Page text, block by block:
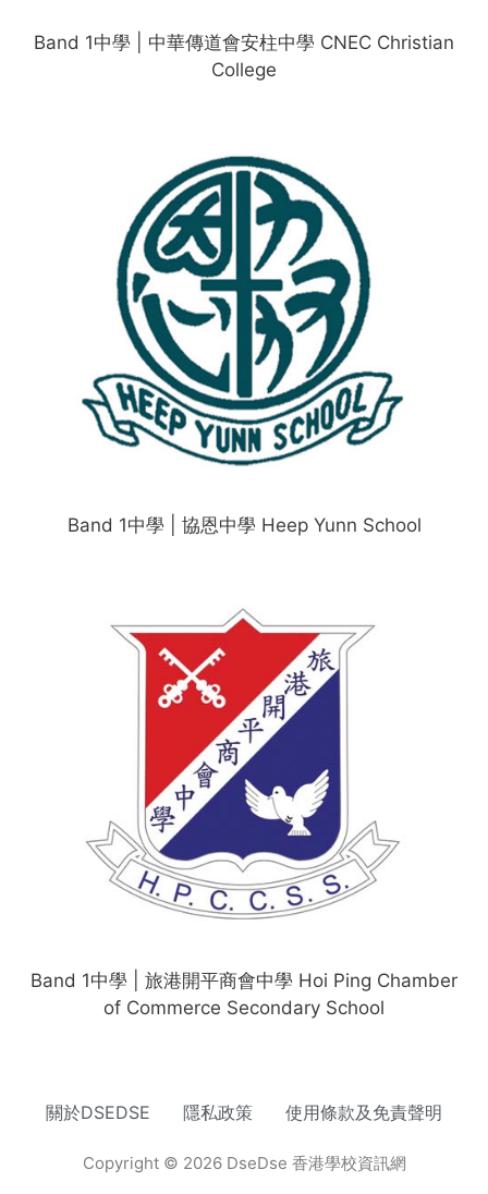
Band 1中學 | 中華傳道會安柱中學 CNEC Christian
College
Band 1中學 | 協恩中學 Heep Yunn School
Band 1中學 | 旅港開平商會中學 Hoi Ping Chamber
of Commerce Secondary School
關於DSEDSE 隱私政策 使用條款及免責聲明
Copyright © 2026 DseDse 香港學校資訊網